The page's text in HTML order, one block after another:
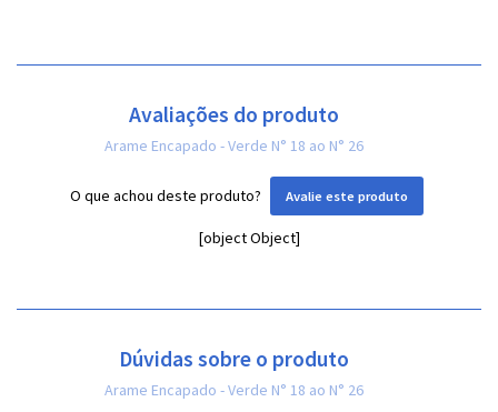
Avaliações do produto
Arame Encapado - Verde N° 18 ao N° 26
O que achou deste produto? Avalie este produto
[object Object]
Dúvidas sobre o produto
Arame Encapado - Verde N° 18 ao N° 26